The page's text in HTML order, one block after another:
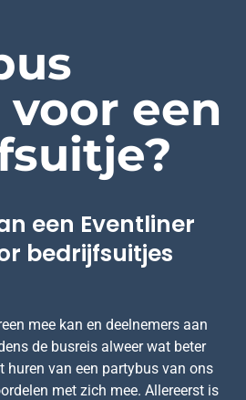
een
een Eventliner
bedrijfsuitjes
mee kan en deelnemers aan
de busreis alweer wat beter
huren van een partybus van ons
met zich mee. Allereerst is